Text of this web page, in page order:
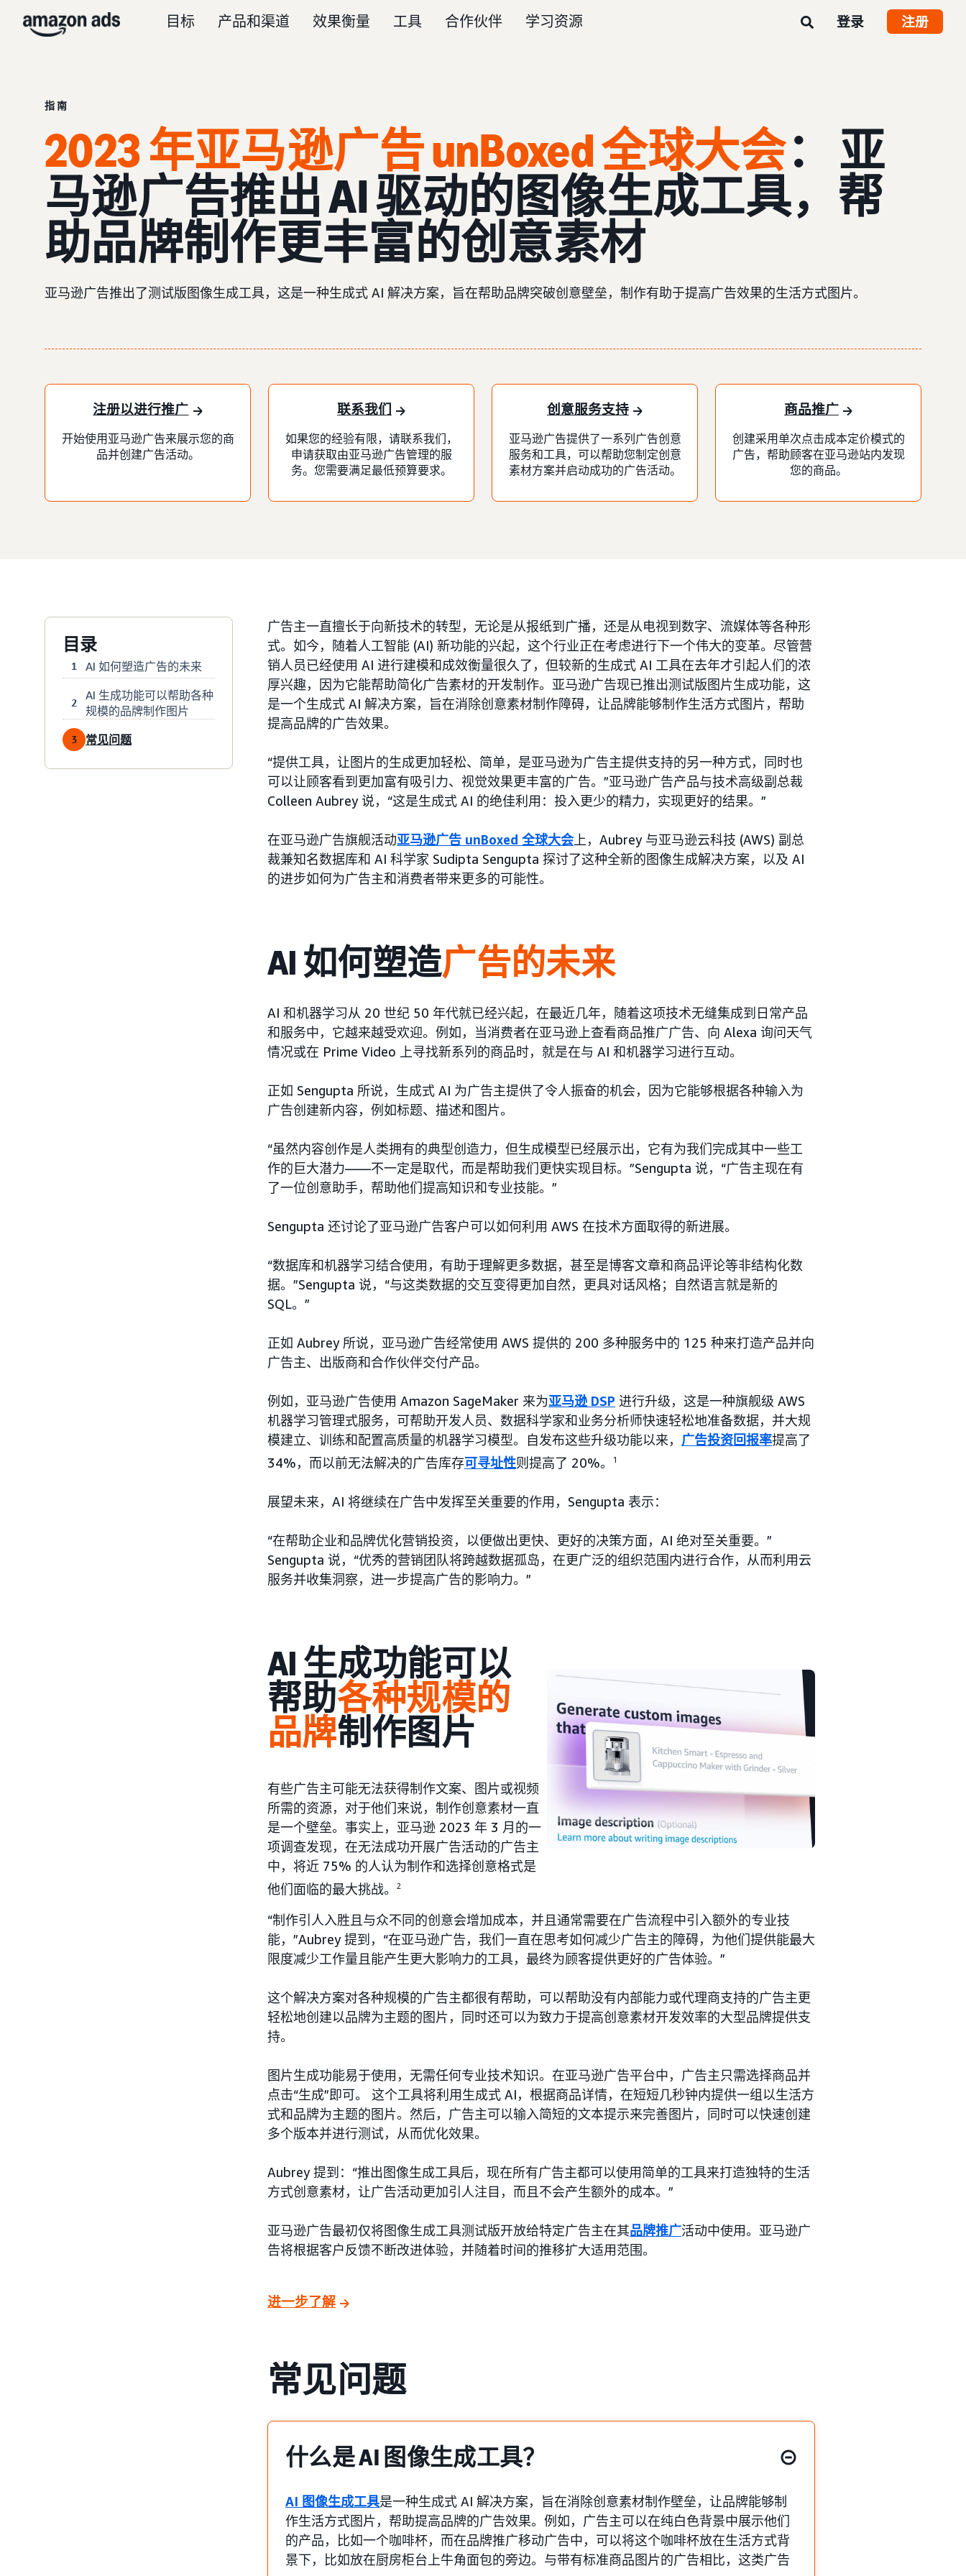
目标 产品和渠道 效果衡量 工具 合作伙伴 学习资源 登录 注册
指南
2023 年亚马逊广告 unBoxed 全球大会： 亚
马逊广告推出 AI 驱动的图像生成工具，帮
助品牌制作更丰富的创意素材
亚马逊广告推出了测试版图像生成工具，这是一种生成式 AI 解决方案，旨在帮助品牌突破创意壁垒，制作有助于提高广告效果的生活方式图片。
注册以进行推广
开始使用亚马逊广告来展示您的商
品并创建广告活动。
联系我们
如果您的经验有限，请联系我们，
申请获取由亚马逊广告管理的服
务。您需要满足最低预算要求。
创意服务支持
亚马逊广告提供了一系列广告创意
服务和工具，可以帮助您制定创意
素材方案并启动成功的广告活动。
商品推广
创建采用单次点击成本定价模式的
广告，帮助顾客在亚马逊站内发现
您的商品。
目录
1 AI 如何塑造广告的未来
2
AI 生成功能可以帮助各种
规模的品牌制作图片
3 常见问题
广告主一直擅长于向新技术的转型，无论是从报纸到广播，还是从电视到数字、流媒体等各种形
式。如今，随着人工智能 (AI) 新功能的兴起，这个行业正在考虑进行下一个伟大的变革。尽管营
销人员已经使用 AI 进行建模和成效衡量很久了，但较新的生成式 AI 工具在去年才引起人们的浓
厚兴趣，因为它能帮助简化广告素材的开发制作。亚马逊广告现已推出测试版图片生成功能，这
是一个生成式 AI 解决方案，旨在消除创意素材制作障碍，让品牌能够制作生活方式图片，帮助
提高品牌的广告效果。
“提供工具，让图片的生成更加轻松、简单，是亚马逊为广告主提供支持的另一种方式，同时也
可以让顾客看到更加富有吸引力、视觉效果更丰富的广告。”亚马逊广告产品与技术高级副总裁
Colleen Aubrey 说，“这是生成式 AI 的绝佳利用：投入更少的精力，实现更好的结果。”
在亚马逊广告旗舰活动亚马逊广告 unBoxed 全球大会 上，Aubrey 与亚马逊云科技 (AWS) 副总
裁兼知名数据库和 AI 科学家 Sudipta Sengupta 探讨了这种全新的图像生成解决方案，以及 AI
的进步如何为广告主和消费者带来更多的可能性。
AI 如何塑造广告的未来
AI 和机器学习从 20 世纪 50 年代就已经兴起，在最近几年，随着这项技术无缝集成到日常产品
和服务中，它越来越受欢迎。例如，当消费者在亚马逊上查看商品推广广告、向 Alexa 询问天气
情况或在 Prime Video 上寻找新系列的商品时，就是在与 AI 和机器学习进行互动。
正如 Sengupta 所说，生成式 AI 为广告主提供了令人振奋的机会，因为它能够根据各种输入为
广告创建新内容，例如标题、描述和图片。
“虽然内容创作是人类拥有的典型创造力，但生成模型已经展示出，它有为我们完成其中一些工
作的巨大潜力——不一定是取代，而是帮助我们更快实现目标。”Sengupta 说，“广告主现在有
了一位创意助手，帮助他们提高知识和专业技能。”
Sengupta 还讨论了亚马逊广告客户可以如何利用 AWS 在技术方面取得的新进展。
“数据库和机器学习结合使用，有助于理解更多数据，甚至是博客文章和商品评论等非结构化数
据。”Sengupta 说，“与这类数据的交互变得更加自然，更具对话风格；自然语言就是新的
SQL。”
正如 Aubrey 所说，亚马逊广告经常使用 AWS 提供的 200 多种服务中的 125 种来打造产品并向
广告主、出版商和合作伙伴交付产品。
例如，亚马逊广告使用 Amazon SageMaker 来为亚马逊 DSP 进行升级，这是一种旗舰级 AWS
机器学习管理式服务，可帮助开发人员、数据科学家和业务分析师快速轻松地准备数据，并大规
模建立、训练和配置高质量的机器学习模型。自发布这些升级功能以来， 广告投资回报率提高了
34%，而以前无法解决的广告库存可寻址性则提高了 20%。 1
展望未来，AI 将继续在广告中发挥至关重要的作用，Sengupta 表示：
“在帮助企业和品牌优化营销投资，以便做出更快、更好的决策方面，AI 绝对至关重要。”
Sengupta 说，“优秀的营销团队将跨越数据孤岛，在更广泛的组织范围内进行合作，从而利用云
服务并收集洞察，进一步提高广告的影响力。”
AI 生成功能可以
帮助各种规模的
品牌制作图片
有些广告主可能无法获得制作文案、图片或视频
所需的资源，对于他们来说，制作创意素材一直
是一个壁垒。事实上，亚马逊 2023 年 3 月的一
项调查发现，在无法成功开展广告活动的广告主
中，将近 75% 的人认为制作和选择创意格式是
他们面临的最大挑战。
2
“制作引人入胜且与众不同的创意会增加成本，并且通常需要在广告流程中引入额外的专业技
能，”Aubrey 提到，“在亚马逊广告，我们一直在思考如何减少广告主的障碍，为他们提供能最大
限度减少工作量且能产生更大影响力的工具，最终为顾客提供更好的广告体验。”
这个解决方案对各种规模的广告主都很有帮助，可以帮助没有内部能力或代理商支持的广告主更
轻松地创建以品牌为主题的图片，同时还可以为致力于提高创意素材开发效率的大型品牌提供支
持。
图片生成功能易于使用，无需任何专业技术知识。在亚马逊广告平台中，广告主只需选择商品并
点击“生成”即可。 这个工具将利用生成式 AI，根据商品详情，在短短几秒钟内提供一组以生活方
式和品牌为主题的图片。然后，广告主可以输入简短的文本提示来完善图片，同时可以快速创建
多个版本并进行测试，从而优化效果。
Aubrey 提到：“推出图像生成工具后，现在所有广告主都可以使用简单的工具来打造独特的生活
方式创意素材，让广告活动更加引人注目，而且不会产生额外的成本。”
亚马逊广告最初仅将图像生成工具测试版开放给特定广告主在其品牌推广活动中使用。亚马逊广
告将根据客户反馈不断改进体验，并随着时间的推移扩大适用范围。
进一步了解
常见问题
什么是 AI 图像生成工具？
AI 图像生成工具是一种生成式 AI 解决方案，旨在消除创意素材制作壁垒，让品牌能够制
作生活方式图片，帮助提高品牌的广告效果。例如，广告主可以在纯白色背景中展示他们
的产品，比如一个咖啡杯，而在品牌推广移动广告中，可以将这个咖啡杯放在生活方式背
景下，比如放在厨房柜台上牛角面包的旁边。与带有标准商品图片的广告相比，这类广告